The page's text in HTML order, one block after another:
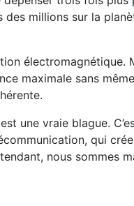
millions sur la
électromagnétique.
maximale sans
une vraie blague.
qui
nous sommes